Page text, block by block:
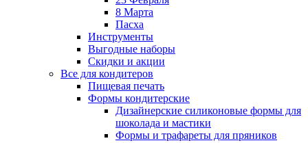
8 Марта
Пасха
Инструменты
Выгодные наборы
Скидки и акции
Все для кондитеров
Пищевая печать
Формы кондитерские
Дизайнерские силиконовые формы для
шоколада и мастики
Формы и трафареты для пряников